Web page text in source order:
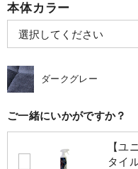
本体カラー
ダークグレー
ご一緒にいかがですか？
【ユ
タイ